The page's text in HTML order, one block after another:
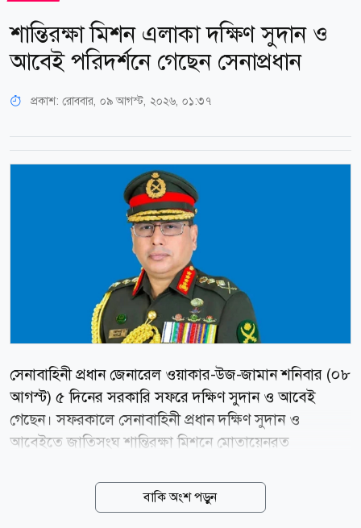
শান্তিরক্ষা মিশন এলাকা দক্ষিণ সুদান ও
আবেই পরিদর্শনে গেছেন সেনাপ্রধান
প্রকাশ: রোববার, ০৯ আগস্ট, ২০২৬, ০১:৩৭
সেনাবাহিনী প্রধান জেনারেল ওয়াকার-উজ-জামান শনিবার (০৮
আগস্ট) ৫ দিনের সরকারি সফরে দক্ষিণ সুদান ও আবেই
গেছেন। সফরকালে সেনাবাহিনী প্রধান দক্ষিণ সুদান ও
আবেইতে জাতিসংঘ শান্তিরক্ষা মিশনে মোতায়েনরত
স্থানের রাষ্ট্রীয় এবং মিশন সংশ্লিষ্ট কর্তৃপক্ষের সঙ্গে সৌজন্য
সাক্ষাৎ ও মতবিনিময় করবেন। news24bd.tv/এআর
বাকি অংশ পড়ুন